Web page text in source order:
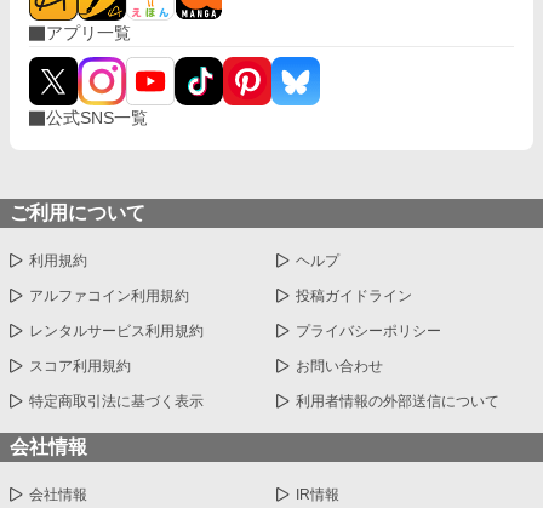
アプリ一覧
公式SNS一覧
ご利用について
利用規約 ヘルプ
アルファコイン利用規約 投稿ガイドライン
レンタルサービス利用規約 プライバシーポリシー
スコア利用規約 お問い合わせ
特定商取引法に基づく表示 利用者情報の外部送信について
会社情報
会社情報 IR情報